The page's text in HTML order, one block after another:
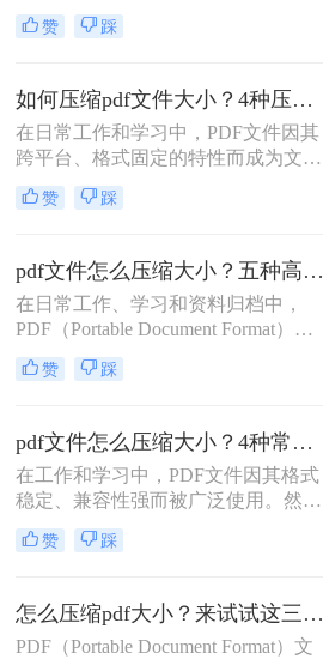
的需求，然后逐一详解每种方法的具
文档、报告和资料的首选格式。然
而，随之而来的问题也显而易见：过
在通过邮件发送、即时通讯工具传输
或上传至云平台时受到限制，严重影
响效率。因此，pdf怎么压缩的小一
点，成为一项必备技能。
赞 踩
如何压缩pdf文件大小？4种压缩方法详解！
在日常工作和学习中，PDF文件因其
跨平台、格式固定的特性而成为文档
交换的首选格式。然而，过大的PDF
文件常常带来诸多不便，无论是通过
存储在有限的设备空间中，都会遇到
限制。因此，掌握如何压缩pdf文件大
小的技能显得至关重要。
赞 踩
pdf文件怎么压缩大小？五种高效方法全面解析与实战！
在日常工作、学习和资料归档中，
PDF（Portable Document Format）因
其跨平台、格式固定的特性而成为最
常用的文件格式之一。然而，随之而
不仅占用存储空间，更在邮件发送、
即时通讯传输和网页上传时带来诸多
不便。如何在不显著损失质量的前提
下，有效“瘦身”PDF文件，已成为一
项必备技能。
赞 踩
pdf文件怎么压缩大小？4种常用压缩方法详解！
在工作和学习中，PDF文件因其格式
稳定、兼容性强而被广泛使用。然
而，PDF文件体积过大常会导致存储
空间不足、传输速度慢等问题。那么
4种常用的PDF压缩方法，帮助您快速
减小文件大小。
赞 踩
怎么压缩pdf大小？来试试这三种压缩方式！
PDF（Portable Document Format）文